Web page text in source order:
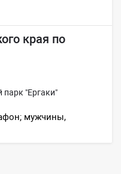
края по
"Ергаки"
мужчины,